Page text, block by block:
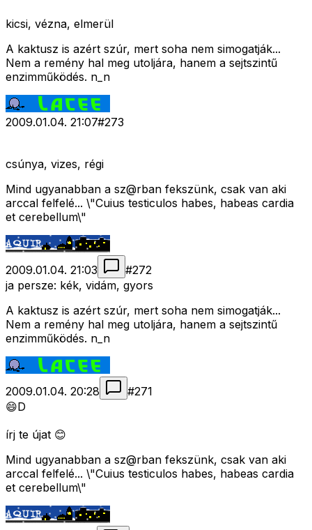
kicsi, vézna, elmerül
A kaktusz is azért szúr, mert soha nem simogatják...
Nem a remény hal meg utoljára, hanem a sejtszintű
enzimműködés. n_n
2009.01.04. 21:07#273
csúnya, vizes, régi
Mind ugyanabban a sz@rban fekszünk, csak van aki
arccal felfelé... \"Cuius testiculos habes, habeas cardia
et cerebellum\"
2009.01.04. 21:03 #272
ja persze: kék, vidám, gyors
A kaktusz is azért szúr, mert soha nem simogatják...
Nem a remény hal meg utoljára, hanem a sejtszintű
enzimműködés. n_n
2009.01.04. 20:28 #271
😄D
írj te újat 😊
Mind ugyanabban a sz@rban fekszünk, csak van aki
arccal felfelé... \"Cuius testiculos habes, habeas cardia
et cerebellum\"